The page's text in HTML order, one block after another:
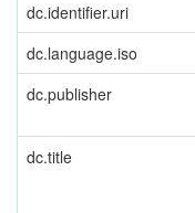
dc.identifier.uri
dc.language.iso
dc.publisher
dc.title